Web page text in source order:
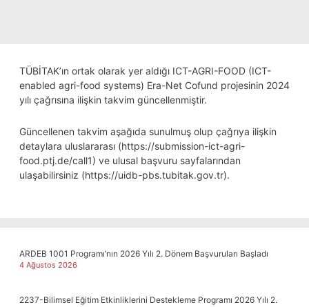
TÜBİTAK’ın ortak olarak yer aldığı ICT-AGRI-FOOD (ICT-
enabled agri-food systems) Era-Net Cofund projesinin 2024
yılı çağrısına ilişkin takvim güncellenmiştir.
Güncellenen takvim aşağıda sunulmuş olup çağrıya ilişkin
detaylara uluslararası (https://submission-ict-agri-
food.ptj.de/call1) ve ulusal başvuru sayfalarından
ulaşabilirsiniz (https://uidb-pbs.tubitak.gov.tr).
ARDEB 1001 Programı’nın 2026 Yılı 2. Dönem Başvuruları Başladı
4 Ağustos 2026
2237-Bilimsel Eğitim Etkinliklerini Destekleme Programı 2026 Yılı 2.